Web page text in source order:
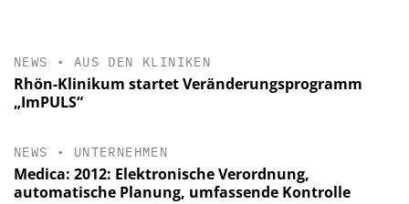
NEWS • AUS DEN KLINIKEN
Rhön-Klinikum startet Veränderungsprogramm
„ImPULS“
NEWS • UNTERNEHMEN
Medica: 2012: Elektronische Verordnung,
automatische Planung, umfassende Kontrolle